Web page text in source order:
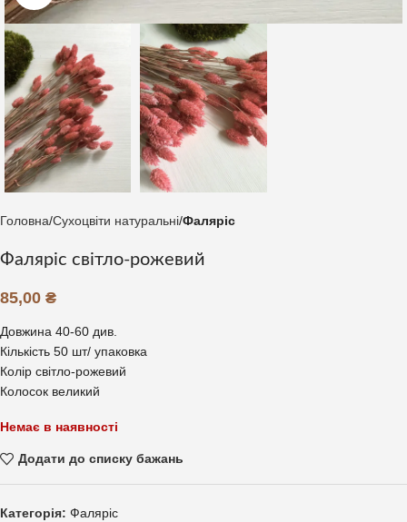
Головна Сухоцвіти натуральні Фаляріс
Фаляріс світло-рожевий
85,00 ₴
Довжина 40-60 див.
Кількість 50 шт/ упаковка
Колір світло-рожевий
Колосок великий
Немає в наявності
Додати до списку бажань
Категорія: Фаляріс